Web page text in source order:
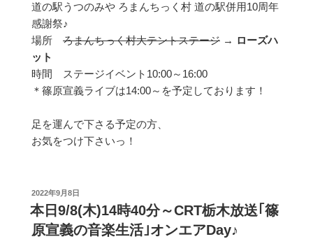
道の駅うつのみや ろまんちっく村 道の駅併用10周年
感謝祭♪
場所 ろまんちっく村大テントステージ → ローズハ
ット
時間 ステージイベント10:00～16:00
＊篠原宣義ライブは14:00～を予定しております！
足を運んで下さる予定の方、
お気をつけ下さいっ！
投
稿
日:
2022年9月8日
本日9/8(木)14時40分～CRT栃木放送｢篠
原宣義の音楽生活｣オンエアDay♪